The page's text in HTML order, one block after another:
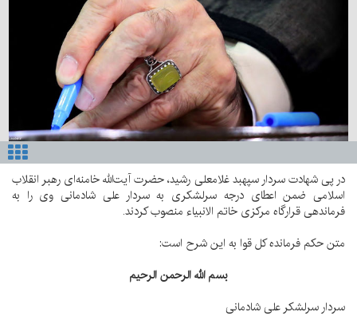
در پی شهادت سردار سپهبد غلامعلی رشید، حضرت آیت‌الله خامنه‌ای رهبر انقلاب
اسلامی ضمن اعطای درجه سرلشکری به سردار علی شادمانی وی را به
فرماندهی قرارگاه مرکزی خاتم الانبیاء منصوب کردند.
متن حکم فرمانده کل قوا به این شرح است:
بسم اللهالرحمنالرحیم
سردار سرلشکر علی شادمانی